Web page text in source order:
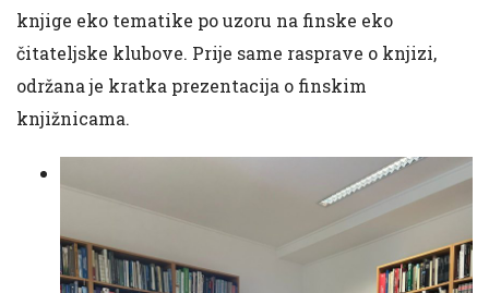
knjige eko tematike po uzoru na finske eko
čitateljske klubove. Prije same rasprave o knjizi,
održana je kratka prezentacija o finskim
knjižnicama.